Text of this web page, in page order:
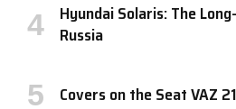
Hyundai Solaris: The
Russia
Covers on the Seat VAZ